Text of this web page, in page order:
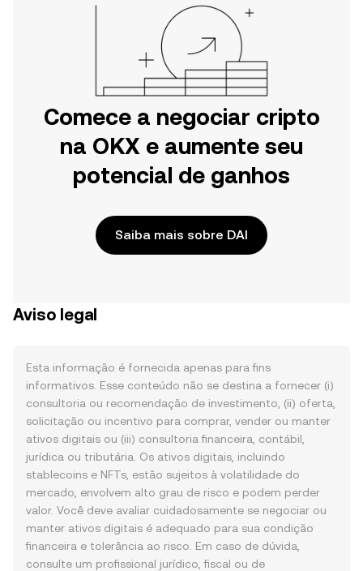
Comece a negociar cripto
na OKX e aumente seu
potencial de ganhos
Saiba mais sobre DAI
Aviso legal
Esta informação é fornecida apenas para fins
informativos. Esse conteúdo não se destina a fornecer (i)
consultoria ou recomendação de investimento, (ii) oferta,
solicitação ou incentivo para comprar, vender ou manter
ativos digitais ou (iii) consultoria financeira, contábil,
jurídica ou tributária. Os ativos digitais, incluindo
stablecoins e NFTs, estão sujeitos à volatilidade do
mercado, envolvem alto grau de risco e podem perder
valor. Você deve avaliar cuidadosamente se negociar ou
manter ativos digitais é adequado para sua condição
financeira e tolerância ao risco. Em caso de dúvida,
consulte um profissional jurídico, fiscal ou de